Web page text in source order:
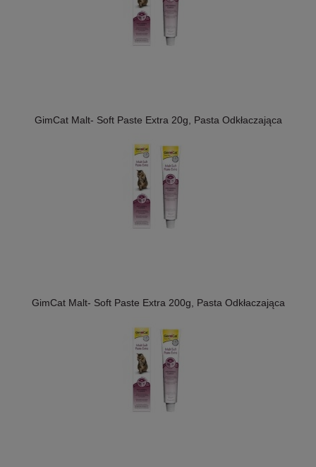
GimCat Malt- Soft Paste Extra 20g, Pasta Odkłaczająca
GimCat Malt- Soft Paste Extra 200g, Pasta Odkłaczająca